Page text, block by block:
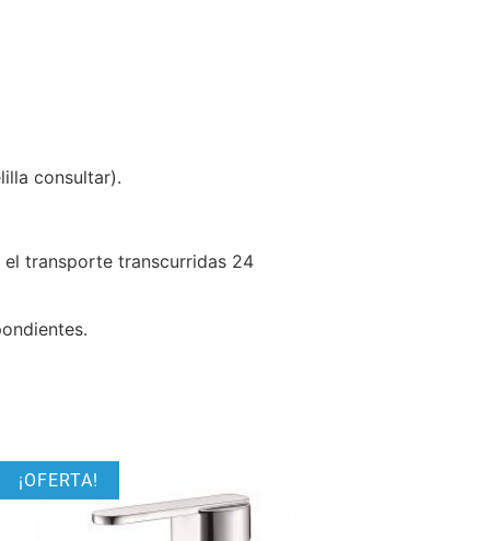
consultar).
el transporte transcurridas 24
¡OFERTA!